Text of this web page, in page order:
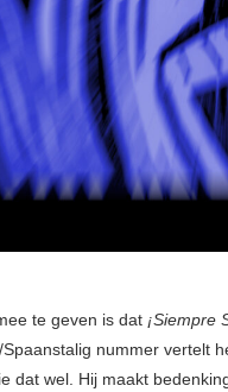
te geven is dat ¡Siempre
nummer vertelt
dat wel. Hij maakt